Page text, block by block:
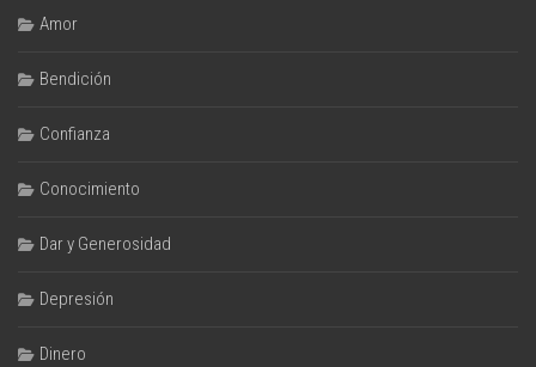
Amor
Bendición
Confianza
Conocimiento
Dar y Generosidad
Depresión
Dinero